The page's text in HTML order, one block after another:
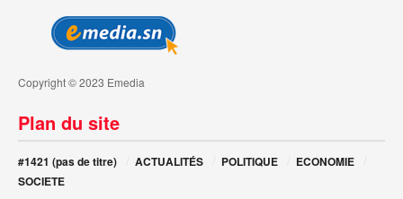
Copyright © 2023 Emedia
Plan du site
#1421 (pas de titre) ACTUALITÉS POLITIQUE
ECONOMIE
SOCIETE